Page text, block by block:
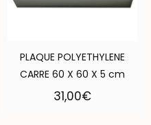
PLAQUE POLYETHYLENE
CARRE 60 X 60 X 5 cm
31,00€